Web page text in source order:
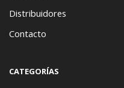
Distribuidores
Contacto
CATEGORÍAS